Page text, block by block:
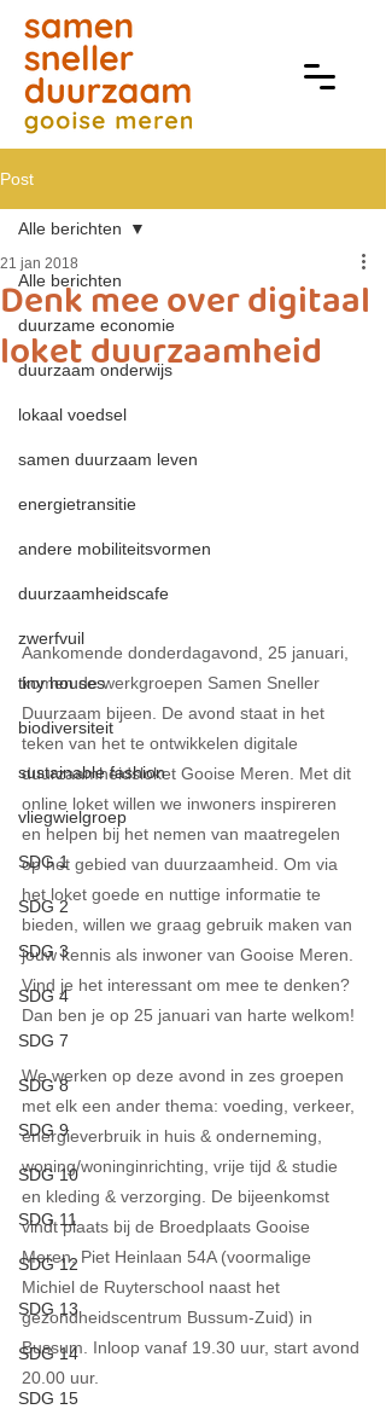
Post
Alle berichten
duurzame economie
duurzaam onderwijs
lokaal voedsel
samen duurzaam leven
energietransitie
andere mobiliteitsvormen
duurzaamheidscafe
zwerfvuil
tiny houses
biodiversiteit
sustainable fashion
vliegwielgroep
SDG 1
SDG 2
SDG 3
SDG 4
SDG 7
SDG 8
SDG 9
SDG 10
SDG 11
SDG 12
SDG 13
SDG 14
SDG 15
Alle berichten
Denk mee over digitaal
loket duurzaamheid
21 jan 2018
Aankomende donderdagavond, 25 januari,
komen de werkgroepen Samen Sneller
Duurzaam bijeen. De avond staat in het
teken van het te ontwikkelen digitale
duurzaamheidsloket Gooise Meren. Met dit
online loket willen we inwoners inspireren
en helpen bij het nemen van maatregelen
op het gebied van duurzaamheid. Om via
het loket goede en nuttige informatie te
bieden, willen we graag gebruik maken van
jouw kennis als inwoner van Gooise Meren.
Vind je het interessant om mee te denken?
Dan ben je op 25 januari van harte welkom!
We werken op deze avond in zes groepen
met elk een ander thema: voeding, verkeer,
energieverbruik in huis & onderneming,
woning/woninginrichting, vrije tijd & studie
en kleding & verzorging. De bijeenkomst
vindt plaats bij de Broedplaats Gooise
Meren, Piet Heinlaan 54A (voormalige
Michiel de Ruyterschool naast het
gezondheidscentrum Bussum-Zuid) in
Bussum. Inloop vanaf 19.30 uur, start avond
20.00 uur.